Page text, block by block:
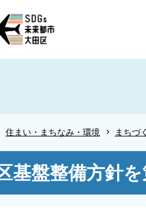
住まい・まちなみ・環境 まちづ
基盤整備方針